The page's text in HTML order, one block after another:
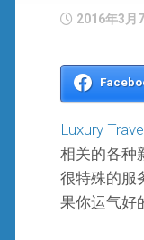
2016年3月
Luxury
相关的各种
很特殊的服
果你运气好